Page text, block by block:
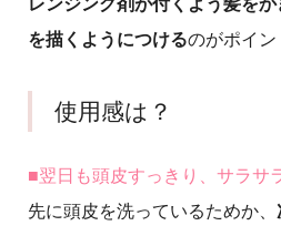
を描くようにつけるのがポイン
使用感は？
■翌日も頭皮すっきり、サラサ
先に頭皮を洗っているためか、